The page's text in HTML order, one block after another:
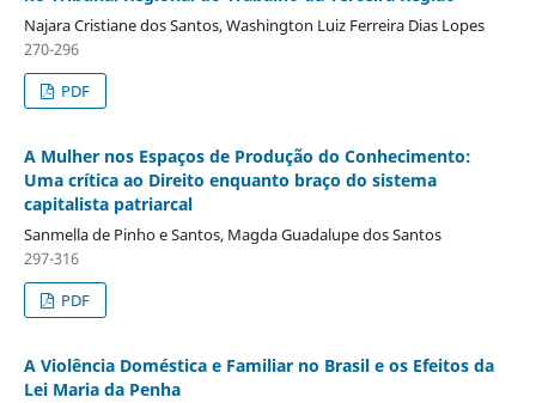
Najara Cristiane dos Santos, Washington Luiz Ferreira Dias Lopes
270-296
PDF
A Mulher nos Espaços de Produção do Conhecimento:
Uma crítica ao Direito enquanto braço do sistema
capitalista patriarcal
Sanmella de Pinho e Santos, Magda Guadalupe dos Santos
297-316
PDF
A Violência Doméstica e Familiar no Brasil e os Efeitos da
Lei Maria da Penha